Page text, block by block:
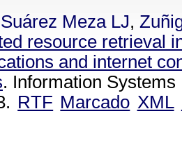
Suárez Meza LJ,
resource retrieval
and internet
. Information Systems
RTF Marcado XML